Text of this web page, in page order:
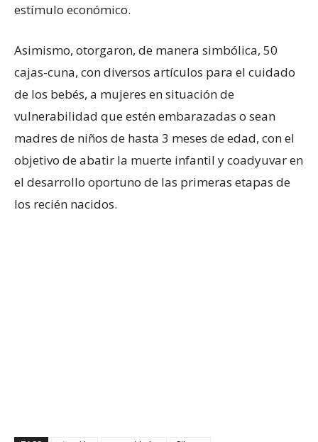
estímulo económico.
Asimismo, otorgaron, de manera simbólica, 50
cajas-cuna, con diversos artículos para el cuidado
de los bebés, a mujeres en situación de
vulnerabilidad que estén embarazadas o sean
madres de niños de hasta 3 meses de edad, con el
objetivo de abatir la muerte infantil y coadyuvar en
el desarrollo oportuno de las primeras etapas de
los recién nacidos.